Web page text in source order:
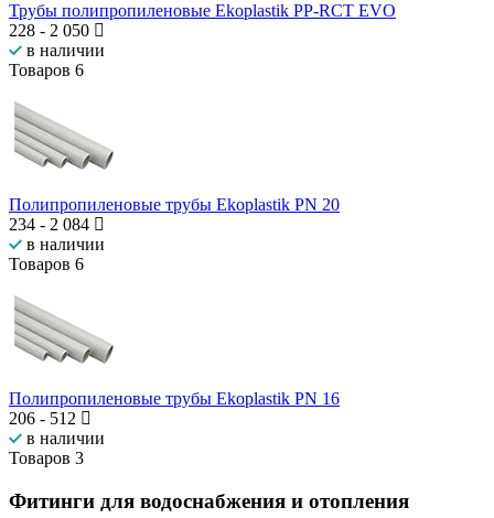
Трубы полипропиленовые Ekoplastik PP-RCT EVO
228 - 2 050
в наличии
Товаров 6
Полипропиленовые трубы Ekoplastik PN 20
234 - 2 084
в наличии
Товаров 6
Полипропиленовые трубы Ekoplastik PN 16
206 - 512
в наличии
Товаров 3
Фитинги для водоснабжения и отопления